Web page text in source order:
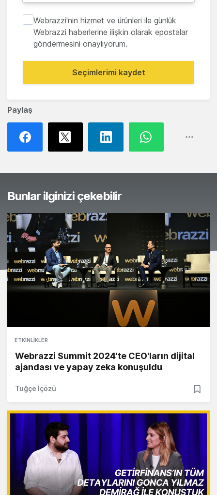
Paylaş
Webrazzi'nin hizmet ve ürünleri ile günlük
Webrazzi haberlerine ilişkin olarak epostalar
göndermesini onaylıyorum.
Seçimlerimi kaydet
Bunlar ilginizi çekebilir
ETKINLIKLER
Webrazzi Summit 2024'te CEO'ların dijital
ajandası ve yapay zeka konuşuldu
Tuğçe İçözü